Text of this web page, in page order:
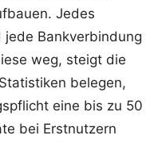
Jedes
jede Bankverbindung
weg, steigt die
belegen,
eine bis zu 50
bei Erstnutzern